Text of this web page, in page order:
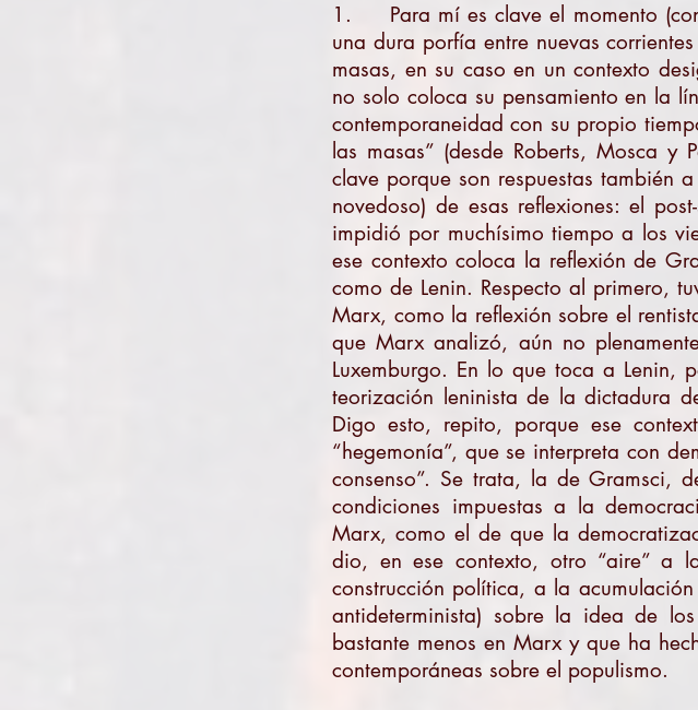
1. Para mí es clave el momento
una dura porfía entre nuevas
masas, en su caso en un contexto
no solo coloca su pensamiento en la
contemporaneidad con su propio
las masas” (desde Roberts, Mosca y
clave porque son respuestas también
novedoso) de esas reflexiones: el
impidió por muchísimo tiempo a los
ese contexto coloca la reflexión de
como de Lenin. Respecto al primero,
Marx, como la reflexión sobre el
que Marx analizó, aún no
Luxemburgo. En lo que toca a Lenin,
teorización leninista de la dictadura
Digo esto, repito, porque ese
“hegemonía”, que se interpreta con
consenso”. Se trata, la de Gramsci,
condiciones impuestas a la
Marx, como el de que la
dio, en ese contexto, otro “aire” a
construcción política, a la
antideterminista) sobre la idea de
bastante menos en Marx y que ha
contemporáneas sobre el populismo.